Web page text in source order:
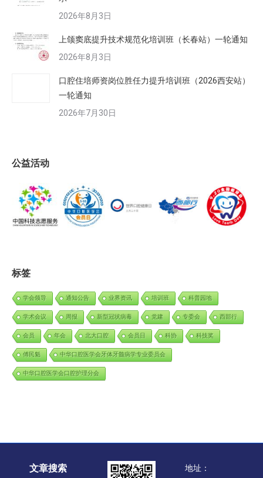
2026年8月3日
上颌窦底提升技术规范化培训班（长春站）一轮通知
2026年8月3日
口腔住培师资岗位胜任力提升培训班（2026西安站）
一轮通知
2026年7月30日
公益活动
标签
学会领导 通知公告 业界资讯 培训班 科普园地
学术会议 周报 新型冠状病毒 党建 专委会 西部行
会员 年会 北大口腔 会员日 科协 科技奖
傅民魁 中华口腔医学会牙体牙髓病学专业委员会
中华口腔医学会口腔护理分会
文章搜索 地址：